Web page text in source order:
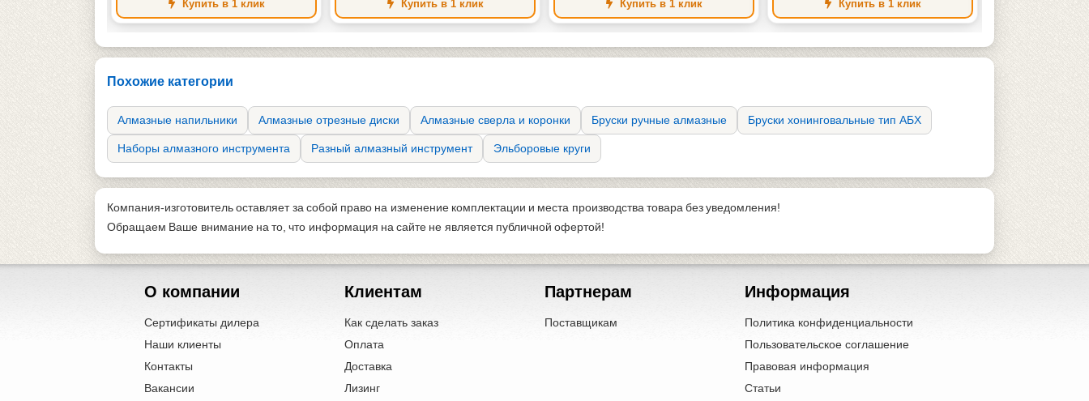
Купить в 1 клик Купить в 1 клик Купить в 1 клик Купить в 1 клик
Похожие категории
Алмазные напильники Алмазные отрезные диски Алмазные сверла и коронки Бруски ручные алмазные Бруски хонинговальные тип АБХ
Наборы алмазного инструмента Разный алмазный инструмент Эльборовые круги
Компания-изготовитель оставляет за собой право на изменение комплектации и места производства товара без уведомления!
Обращаем Ваше внимание на то, что информация на сайте не является публичной офертой!
О компании
Сертификаты дилера
Наши клиенты
Контакты
Вакансии
Клиентам
Как сделать заказ
Оплата
Доставка
Лизинг
Партнерам
Поставщикам
Информация
Политика конфиденциальности
Пользовательское соглашение
Правовая информация
Статьи